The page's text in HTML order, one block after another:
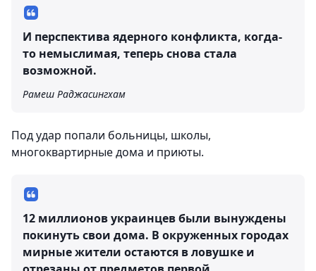
И перспектива ядерного конфликта, когда-
то немыслимая, теперь снова стала
возможной.
Рамеш Раджасингхам
Под удар попали больницы, школы,
многоквартирные дома и приюты.
12 миллионов украинцев были вынуждены
покинуть свои дома. В окруженных городах
мирные жители остаются в ловушке и